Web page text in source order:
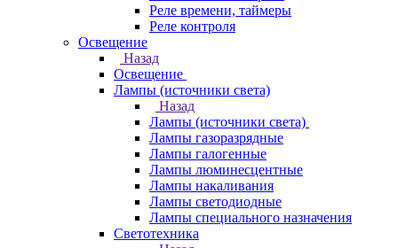
Реле времени, таймеры
Реле контроля
Освещение
Назад
Освещение
Лампы (источники света)
Назад
Лампы (источники света)
Лампы газоразрядные
Лампы галогенные
Лампы люминесцентные
Лампы накаливания
Лампы светодиодные
Лампы специального назначения
Светотехника